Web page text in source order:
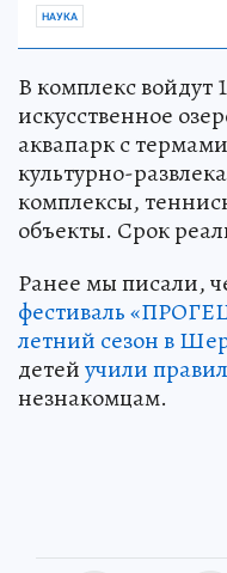
НАУКА
В комплекс войдут
искусственное
аквапарк с
культурно-
комплексы,
объекты. Срок
Ранее мы писали,
фестиваль
летний сезон в
детейучили
незнакомцам.